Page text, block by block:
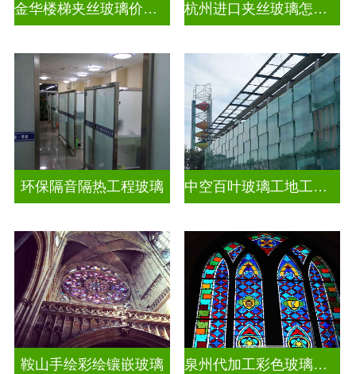
金华楼梯夹丝玻璃价钱多少一米 杭州进口夹丝玻璃怎么卖
环保隔音隔热工程玻璃 中空百叶玻璃工地工装装饰玻璃
鞍山手绘彩绘镶嵌玻璃 泉州代加工彩色玻璃穹顶